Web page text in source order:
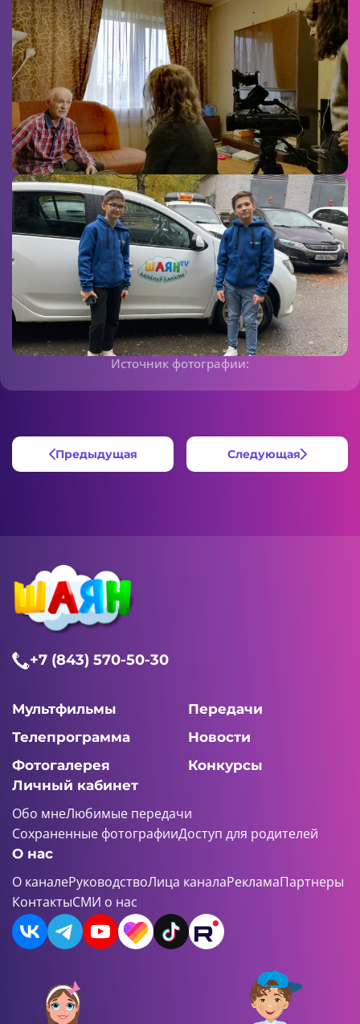
Источник фотографии:
Предыдущая Следующая
+7 (843) 570-50-30
Мультфильмы
Передачи
Телепрограмма
Новости
Фотогалерея
Конкурсы
Личный кабинет
Обо мнеЛюбимые передачи
Сохраненные фотографииДоступ для родителей
О нас
О каналеРуководствоЛица каналаРекламаПартнеры
КонтактыСМИ о нас